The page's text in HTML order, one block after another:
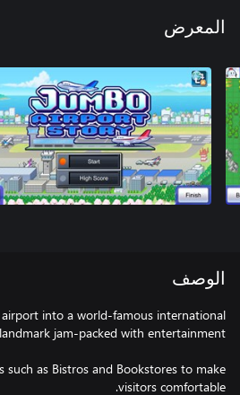
المعرض
الوصف
into a world-famous international
such as Bistros and Bookstores to make